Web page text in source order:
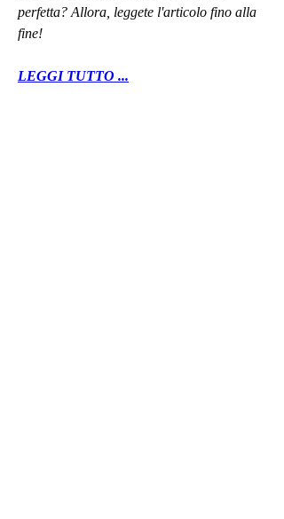
perfetta? Allora, leggete l'articolo fino alla
fine!
LEGGI TUTTO ...